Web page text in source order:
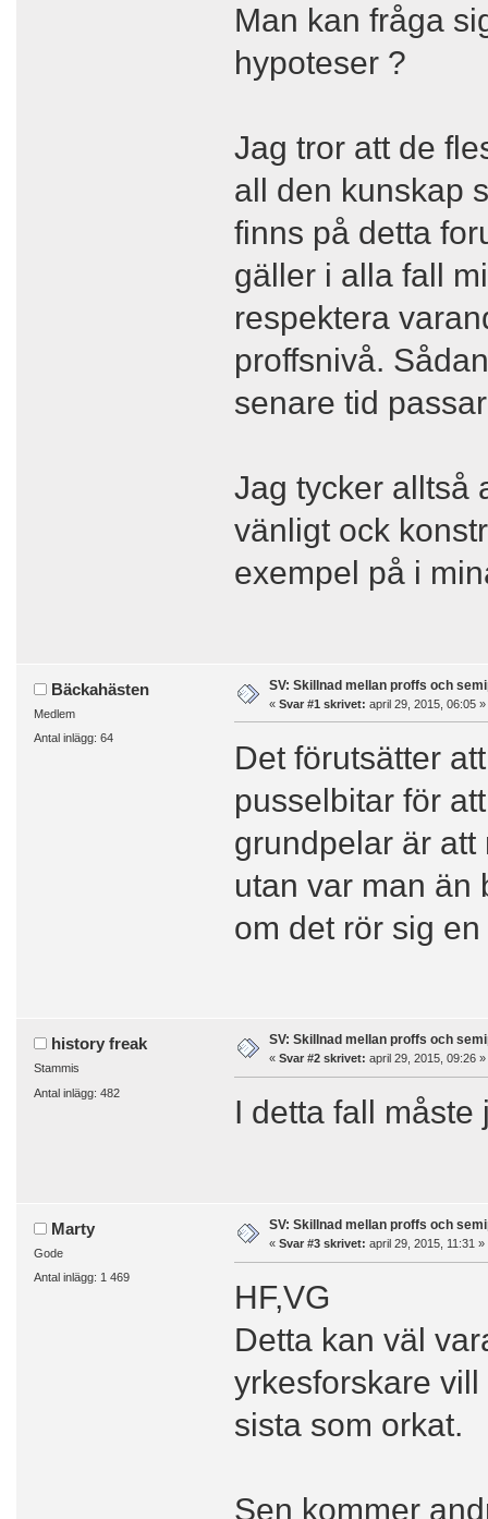
Man kan fråga
hypoteser ?
Jag tror att de
all den kunskap
finns på detta
gäller i alla fall
respektera
proffsnivå.
senare tid
Jag tycker alltså
vänligt ock
exempel på i
Bäckahästen
Medlem
Antal inlägg: 64
SV: Skillnad mellan proffs och
« Svar #1 skrivet: april 29, 2015, 06:05 »
Det förutsätter
pusselbitar för
grundpelar är att
utan var man än
om det rör sig
history freak
Stammis
Antal inlägg: 482
SV: Skillnad mellan proffs och
« Svar #2 skrivet: april 29, 2015, 09:26 »
I detta fall
Marty
Gode
Antal inlägg: 1 469
SV: Skillnad mellan proffs och
« Svar #3 skrivet: april 29, 2015, 11:31 »
HF,VG
Detta kan väl
yrkesforskare
sista som orkat.
Sen kommer